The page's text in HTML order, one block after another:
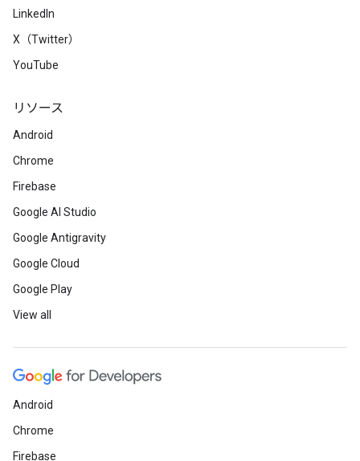
LinkedIn
X（Twitter）
YouTube
リソース
Android
Chrome
Firebase
Google AI Studio
Google Antigravity
Google Cloud
Google Play
View all
Android
Chrome
Firebase